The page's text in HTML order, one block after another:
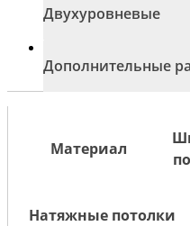
Двухуровневые
Дополнительные
Материал
Натяжные потолки